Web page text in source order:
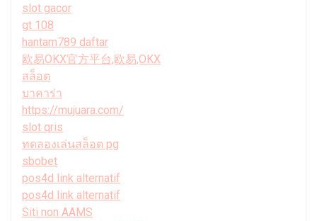
slot gacor
gt 108
hantam789 daftar
欧易OKX官方平台,欧易,OKX
สล็อต
บาคาร่า
https://mujuara.com/
slot qris
ทดลองเล่นสล็อต pg
sbobet
pos4d link alternatif
pos4d link alternatif
Siti non AAMS